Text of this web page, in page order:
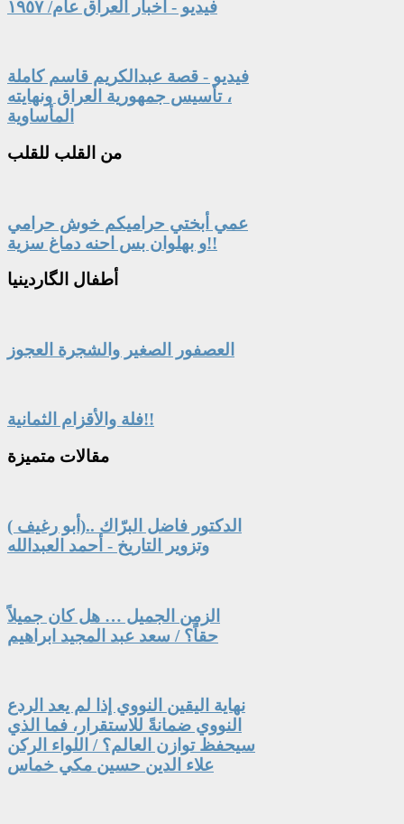
فيديو - أخبار العراق عام/ ١٩٥٧
فيديو - قصة عبدالكريم قاسم كاملة
، تأسيس جمهورية العراق ونهايته
المأساوية
من القلب للقلب
عمي أبختي حراميكم خوش حرامي
و بهلوان بس احنه دماغ سزية!!
أطفال الگاردينيا
العصفور الصغير والشجرة العجوز
فلة والأقزام الثمانية!!
مقالات متميزة
الدكتور فاضل البرّاك ..(أبو رغيف )
وتزوير التاريخ - أحمد العبدالله
الزمن الجميل … هل كان جميلاً
حقاً؟ / سعد عبد المجيد ابراهيم
نهاية اليقين النووي إذا لم يعد الردع
النووي ضمانةً للاستقرار، فما الذي
سيحفظ توازن العالم؟ / اللواء الركن
علاء الدين حسين مكي خماس